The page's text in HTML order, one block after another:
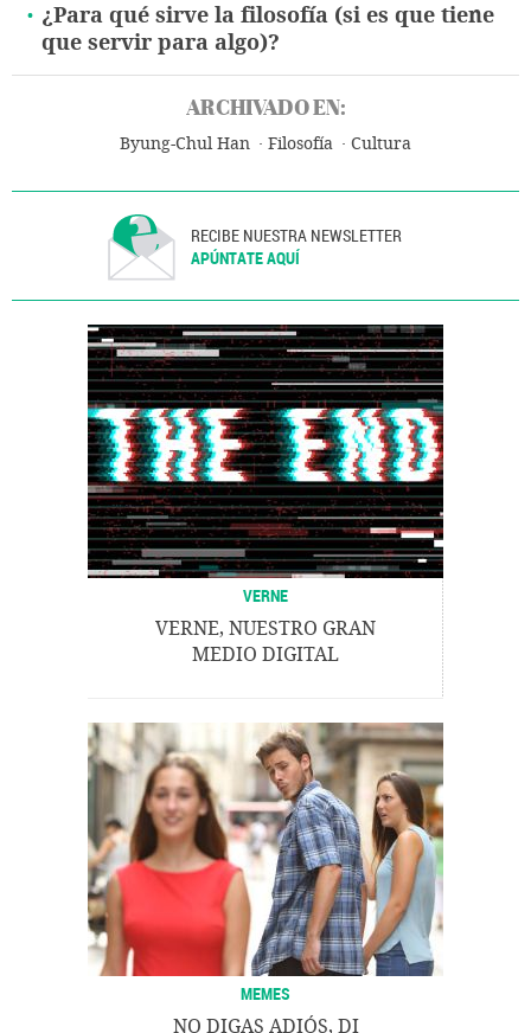
¿Para qué sirve la filosofía (si es que tiene
que servir para algo)?
ARCHIVADO EN:
Byung-Chul Han Filosofía Cultura
RECIBE NUESTRA NEWSLETTER
APÚNTATE AQUÍ
VERNE
VERNE, NUESTRO GRAN
MEDIO DIGITAL
MEMES
NO DIGAS ADIÓS, DI